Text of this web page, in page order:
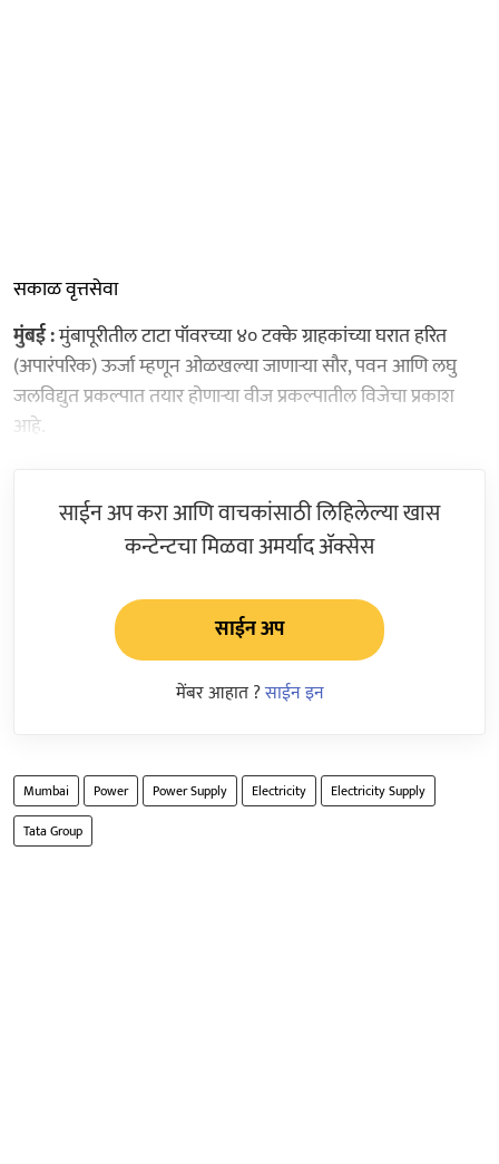
सकाळ वृत्तसेवा
मुंबई :मुंबापूरीतील टाटा पॉवरच्या ४० टक्के ग्राहकांच्या घरात हरित
(अपारंपरिक) ऊर्जा म्हणून ओळखल्या जाणाऱ्या सौर, पवन आणि लघु
जलविद्युत प्रकल्पात तयार होणाऱ्या वीज प्रकल्पातील विजेचा प्रकाश
आहे.
साईन अप करा आणि वाचकांसाठी लिहिलेल्या खास
कन्टेन्टचा मिळवा अमर्याद ॲक्सेस
साईन अप
मेंबर आहात ?साईन इन
Mumbai Power Power Supply Electricity
Electricity Supply
Tata Group